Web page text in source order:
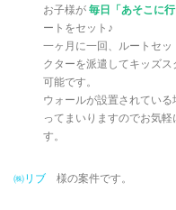
お子様が毎日「あそこに
ートをセット♪
一ヶ月に一回、ルートセ
クターを派遣してキッズ
可能です。
ウォールが設置されてい
ってまいりますのでお気
す。
㈱リブ 様の案件です。